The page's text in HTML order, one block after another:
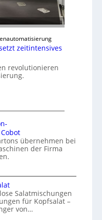
zeitintensives
revolutionieren
übernehmen bei
der Firma
Salatmischungen
für Kopfsalat –
von…